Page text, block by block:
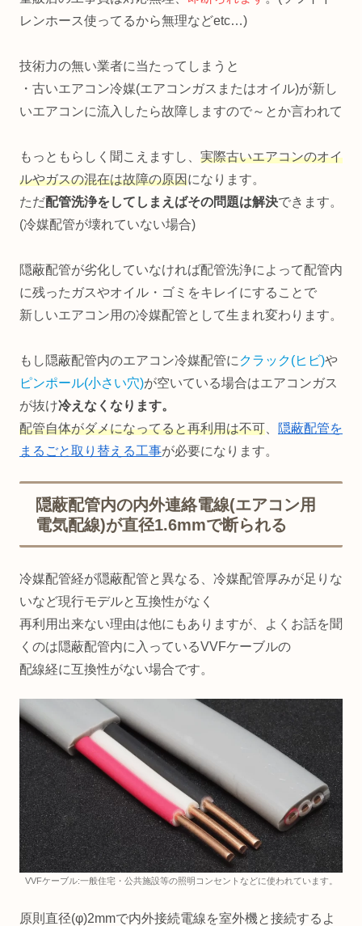
レンホース使ってるから無理などetc…)
技術力の無い業者に当たってしまうと
・古いエアコン冷媒(エアコンガスまたはオイル)が新し
いエアコンに流入したら故障しますので～とか言われて
もっともらしく聞こえますし、 実際古いエアコンのオイ
ルやガスの混在は故障の原因になります。
ただ配管洗浄をしてしまえばその問題は解決できます。
(冷媒配管が壊れていない場合)
隠蔽配管が劣化していなければ配管洗浄によって配管内
に残ったガスやオイル・ゴミをキレイにすることで
新しいエアコン用の冷媒配管として生まれ変わります。
もし隠蔽配管内のエアコン冷媒配管に クラック(ヒビ)や
ピンポール(小さい穴)が空いている場合はエアコンガス
が抜け冷えなくなります。
配管自体がダメになってると再利用は不可
隠蔽配管を
まるごと取り替える工事が必要になります。
隠蔽配管内の内外連絡電線(エアコン用
電気配線)が直径1.6mmで断られる
冷媒配管経が隠蔽配管と異なる、冷媒配管厚みが足りな
いなど現行モデルと互換性がなく
再利用出来ない理由は他にもありますが、よくお話を聞
くのは隠蔽配管内に入っているVVFケーブルの
配線経に互換性がない場合です。
VVFケーブル:一般住宅・公共施設等の照明コンセントなどに使われています。
原則直径(φ)2mmで内外接続電線を室外機と接続するよ